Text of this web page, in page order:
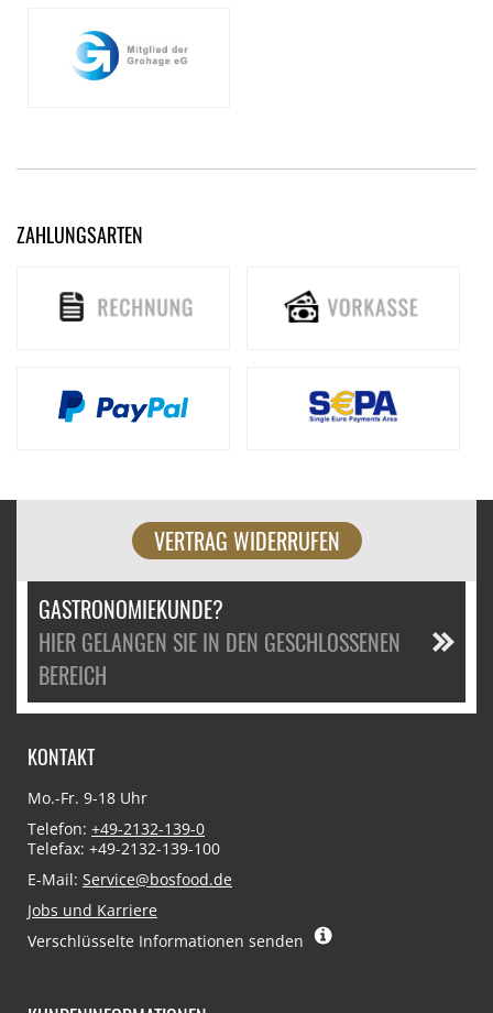
ZAHLUNGSARTEN
VERTRAG WIDERRUFEN
GASTRONOMIEKUNDE?
HIER GELANGEN SIE IN DEN GESCHLOSSENEN
BEREICH
KONTAKT
Mo.-Fr. 9-18 Uhr
Telefon: +49-2132-139-0
Telefax: +49-2132-139-100
E-Mail: Service@bosfood.de
Jobs und Karriere
Verschlüsselte Informationen senden